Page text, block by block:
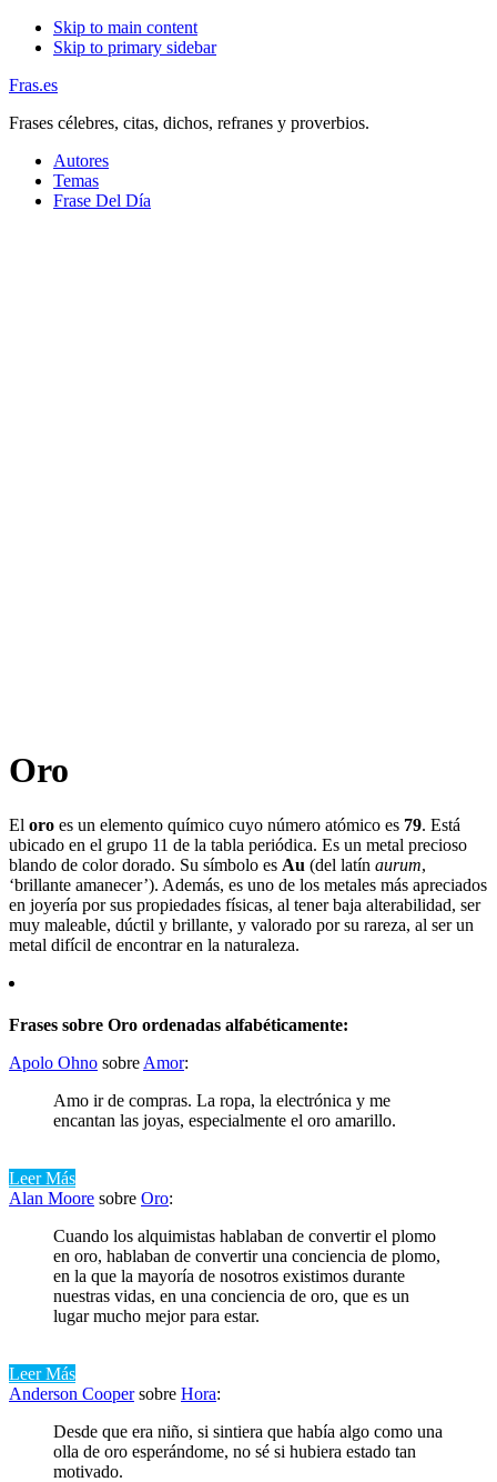
Skip to main content
Skip to primary sidebar
Fras.es
Frases célebres, citas, dichos, refranes y proverbios.
Autores
Temas
Frase Del Día
Oro
El oro es un elemento químico cuyo número atómico es 79. Está
ubicado en el grupo 11 de la tabla periódica. Es un metal precioso
blando de color dorado. Su símbolo es Au (del latín aurum,
‘brillante amanecer’). Además, es uno de los metales más apreciados
en joyería por sus propiedades físicas, al tener baja alterabilidad, ser
muy maleable, dúctil y brillante, y valorado por su rareza, al ser un
metal difícil de encontrar en la naturaleza.
Frases sobre Oro ordenadas alfabéticamente:
Apolo Ohno sobre Amor:
Amo ir de compras. La ropa, la electrónica y me
encantan las joyas, especialmente el oro amarillo.
Leer Más
Alan Moore sobre Oro:
Cuando los alquimistas hablaban de convertir el plomo
en oro, hablaban de convertir una conciencia de plomo,
en la que la mayoría de nosotros existimos durante
nuestras vidas, en una conciencia de oro, que es un
lugar mucho mejor para estar.
Leer Más
Anderson Coopersobre Hora:
Desde que era niño, si sintiera que había algo como una
olla de oro esperándome, no sé si hubiera estado tan
motivado.